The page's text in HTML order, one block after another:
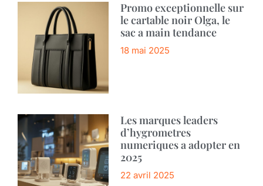
Promo exceptionnelle sur
le cartable noir Olga, le
sac a main tendance
18 mai 2025
Les marques leaders
d’hygrometres
numeriques a adopter en
2025
22 avril 2025